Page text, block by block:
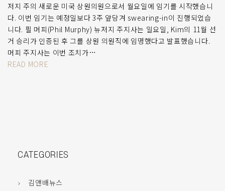
저지 주의 새로운 미국 상원의원으로서 월요일에 임기를 시작했습니
다. 이번 임기는 예정일보다 3주 앞당겨 swearing-in이 진행되었습
니다. 필 머피(Phil Murphy) 뉴저지 주지사는 일요일, Kim의 11월 선
거 승리가 인증된 후 그를 상원 의원직에 임명했다고 발표했습니다.
머피 주지사는 이번 조치가…
READ MORE
CATEGORIES
김앤배뉴스